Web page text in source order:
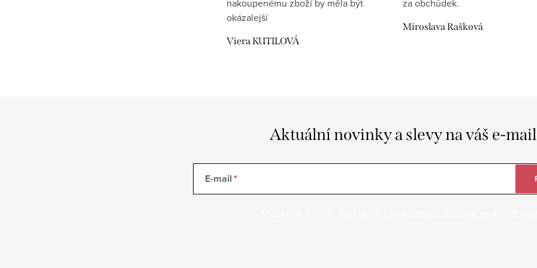
nakoupenému zboží by měla být
okázalejší
Viera KUTILOVÁ
za obchůdek.
Miroslava Rašková
Aktuální novinky a slevy na váš e-mail
E-mail